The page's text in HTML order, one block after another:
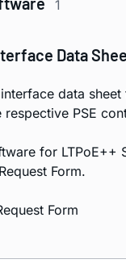
1
Data
data
PSE
for
Form.
Form